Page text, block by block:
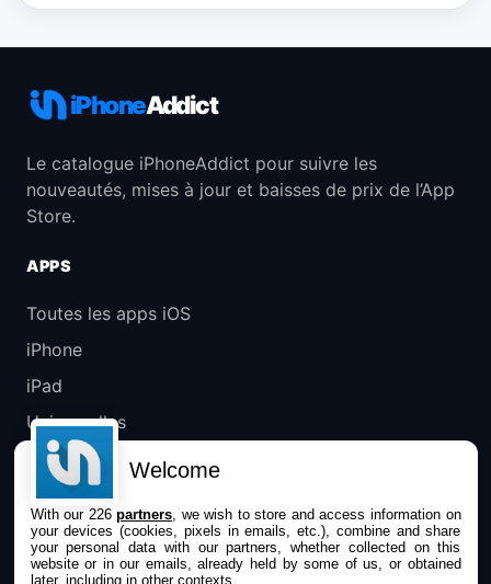
iPhoneAddict
Le catalogue iPhoneAddict pour suivre les
nouveautés, mises à jour et baisses de prix de l’App
Store.
APPS
Toutes les apps iOS
iPhone
iPad
Universelles
Mac
Apple TV
IPHONEADDICT
Welcome
With our 226partners , we wish to store and access information on
your devices (cookies, pixels in emails, etc.), combine and share
your personal data with our partners, whether collected on this
website or in our emails, already held by some of us, or obtained
later, including in other contexts.